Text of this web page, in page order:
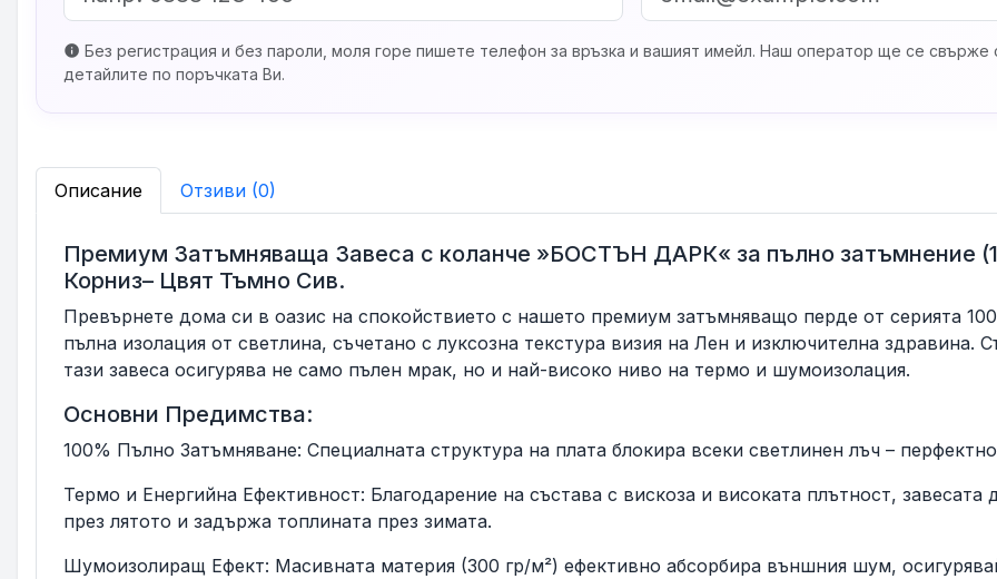
info Без регистрация и без пароли, моля горе пишете телефон за връзка и вашият имейл. Наш оператор ще се свърже
детайлите по поръчката Ви.
Описание Отзиви (0)
Премиум Затъмняваща Завеса с коланче »БОСТЪН ДАРК« за пълно затъмнение
Корниз– Цвят Тъмно Сив.
Превърнете дома си в оазис на спокойствието с нашето премиум затъмняващо перде от серията
пълна изолация от светлина, съчетано с луксозна текстура визия на Лен и изключителна здравина.
тази завеса осигурява не само пълен мрак, но и най-високо ниво на термо и шумоизолация.
Основни Предимства:
100% Пълно Затъмняване: Специалната структура на плата блокира всеки светлинен лъч –
Термо и Енергийна Ефективност: Благодарение на състава с вискоза и високата плътност,
през лятото и задържа топлината през зимата.
Шумоизолиращ Ефект: Масивната материя (300 гр/м²) ефективно абсорбира външния шум,